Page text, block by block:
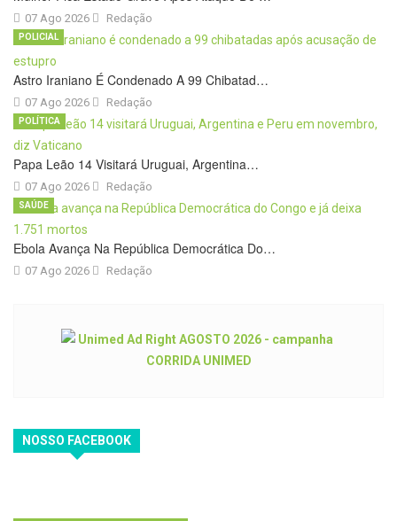
07 Ago 2026 Redação
Astro Iraniano É Condenado A 99 Chibatad…
07 Ago 2026
POLICIAL
Redação
Papa Leão 14 Visitará Uruguai, Argentina…
07 Ago 2026
POLÍTICA
Redação
Ebola Avança Na República Democrática Do…
07 Ago 2026
SAÚDE
Redação
NOSSO FACEBOOK